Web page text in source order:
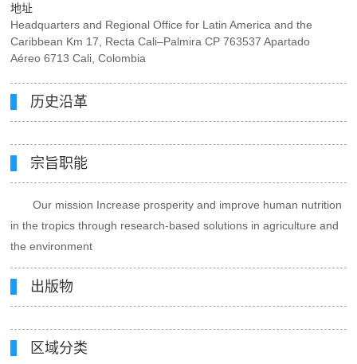
地址
Headquarters and Regional Office for Latin America and the
Caribbean Km 17, Recta Cali–Palmira CP 763537 Apartado
Aéreo 6713 Cali, Colombia
历史沿革
宗旨职能
Our mission Increase prosperity and improve human nutrition
in the tropics through research-based solutions in agriculture and
the environment
出版物
区域分类